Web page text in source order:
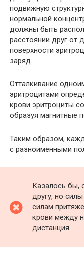
подвижную
нормальной
должны быть
расстоянии друг от
поверхности
заряд.
Отталкивание
эритроцитами
крови эритроциты
образуя магнитные
Таким образом,
с разноименными
Казалось бы,
другу, но
силам
крови между
дистанция.